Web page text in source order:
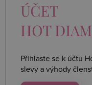
ÚČET
HOT
Přihlaste se k účtu
slevy a výhody